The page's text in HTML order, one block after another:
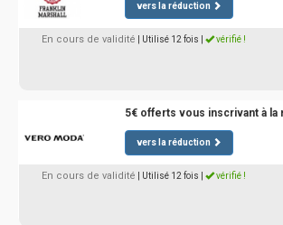
vers la réduction
En cours de validité | Utilisé 12 fois vérifié !
5€ offerts vous inscrivant à la
vers la réduction
En cours de validité | Utilisé 12 fois vérifié !